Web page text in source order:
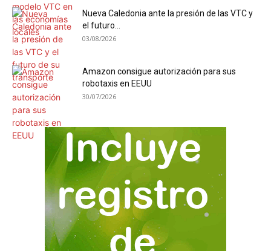
Nueva Caledonia ante la presión de las VTC y
el futuro...
03/08/2026
Amazon consigue autorización para sus
robotaxis en EEUU
30/07/2026